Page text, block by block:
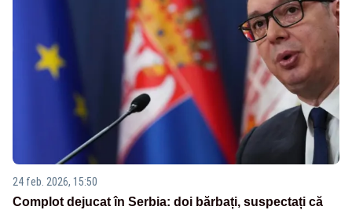
24 feb. 2026, 15:50
Complot dejucat în Serbia: doi bărbați, suspectați că